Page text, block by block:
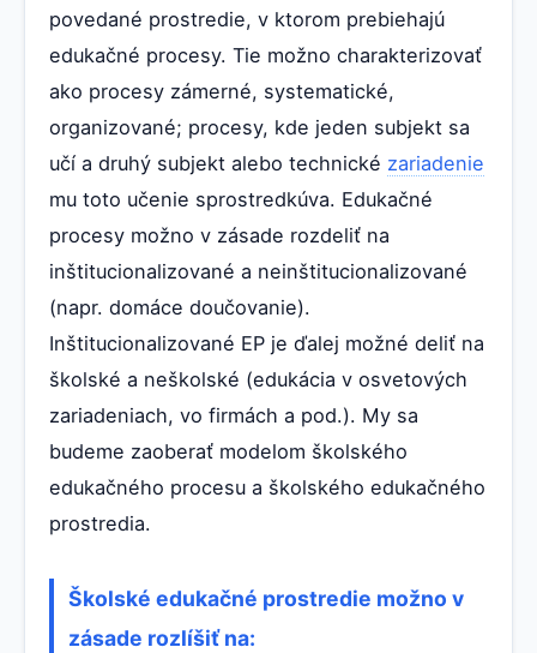
povedané prostredie, v ktorom prebiehajú
edukačné procesy. Tie možno charakterizovať
ako procesy zámerné, systematické,
organizované; procesy, kde jeden subjekt sa
učí a druhý subjekt alebo technické zariadenie
mu toto učenie sprostredkúva. Edukačné
procesy možno v zásade rozdeliť na
inštitucionalizované a neinštitucionalizované
(napr. domáce doučovanie).
Inštitucionalizované EP je ďalej možné deliť na
školské a neškolské (edukácia v osvetových
zariadeniach, vo firmách a pod.). My sa
budeme zaoberať modelom školského
edukačného procesu a školského edukačného
prostredia.
Školské edukačné prostredie možno v
zásade rozlíšiť na: